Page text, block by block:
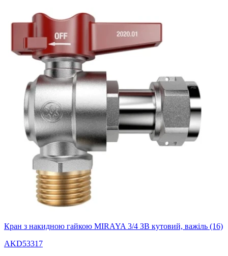
Кран з накидною гайкою MIRAYA 3/4 ЗВ кутовий, важіль (16)
AKD53317